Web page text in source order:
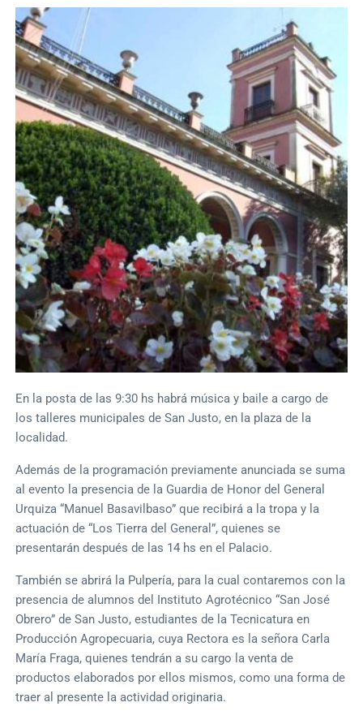
En la posta de las 9:30 hs habrá música y baile a cargo de
los talleres municipales de San Justo, en la plaza de la
localidad.
Además de la programación previamente anunciada se suma
al evento la presencia de la Guardia de Honor del General
Urquiza “Manuel Basavilbaso” que recibirá a la tropa y la
actuación de “Los Tierra del General”, quienes se
presentarán después de las 14 hs en el Palacio.
También se abrirá la Pulpería, para la cual contaremos con la
presencia de alumnos del Instituto Agrotécnico “San José
Obrero” de San Justo, estudiantes de la Tecnicatura en
Producción Agropecuaria, cuya Rectora es la señora Carla
María Fraga, quienes tendrán a su cargo la venta de
productos elaborados por ellos mismos, como una forma de
traer al presente la actividad originaria.